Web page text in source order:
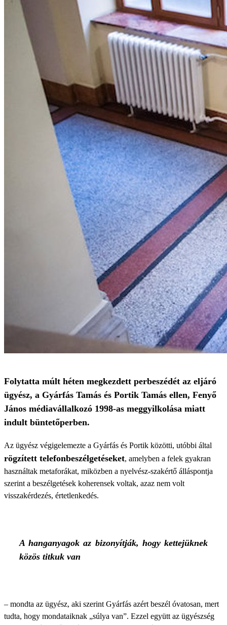
Folytatta múlt héten megkezdett perbeszédét az eljáró
ügyész, a Gyárfás Tamás és Portik Tamás ellen, Fenyő
János médiavállalkozó 1998-as meggyilkolása miatt
indult büntetőperben.
Az ügyész végigelemezte a Gyárfás és Portik közötti, utóbbi által
rögzített telefonbeszélgetéseket, amelyben a felek gyakran
használtak metaforákat, miközben a nyelvész-szakértő álláspontja
szerint a beszélgetések koherensek voltak, azaz nem volt
visszakérdezés, értetlenkedés.
A hanganyagok az bizonyítják, hogy kettejüknek
közös titkuk van
– mondta az ügyész, aki szerint Gyárfás azért beszél óvatosan, mert
tudta, hogy mondataiknak „súlya van”. Ezzel együtt az ügyészség